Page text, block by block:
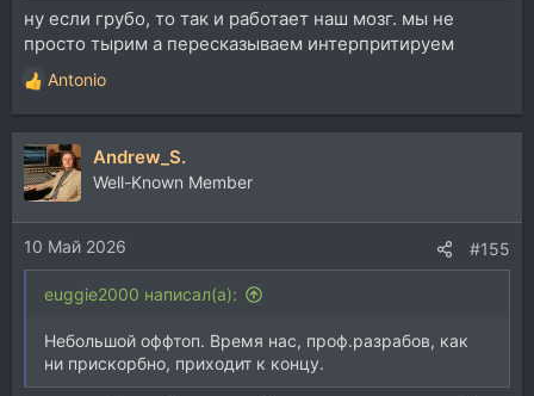
ну если грубо, то так и работает наш мозг. мы не
просто тырим а пересказываем интерпритируем
Р
е
а
к
ц
и
и
:
Antonio
Andrew_S.
Well-Known Member
10 Май 2026 #155
euggie2000 написал(а):
Небольшой оффтоп. Время нас, проф.разрабов, как
ни прискорбно, приходит к концу.